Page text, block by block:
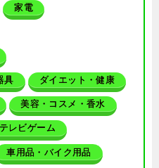
家電
具 ダイエット・健康
美容・コスメ・香水
テレビゲーム
車用品・バイク用品